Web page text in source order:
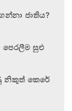
ජාතිය?
සුළු
නිකුත් කෙරේ